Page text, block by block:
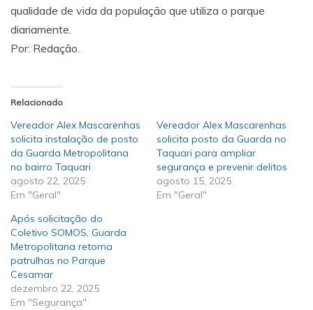
qualidade de vida da população que utiliza o parque
diariamente.
Por: Redação.
Relacionado
Vereador Alex Mascarenhas
solicita instalação de posto
da Guarda Metropolitana
no bairro Taquari
agosto 22, 2025
Em "Geral"
Vereador Alex Mascarenhas
solicita posto da Guarda no
Taquari para ampliar
segurança e prevenir delitos
agosto 15, 2025
Em "Geral"
Após solicitação do
Coletivo SOMOS, Guarda
Metropolitana retoma
patrulhas no Parque
Cesamar
dezembro 22, 2025
Em "Segurança"